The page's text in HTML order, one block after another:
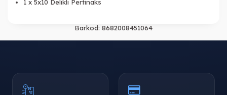
1 x 5x10 Delikli Pertinaks
Barkod: 8682008451064